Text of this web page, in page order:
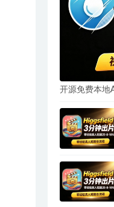
开源免费本地